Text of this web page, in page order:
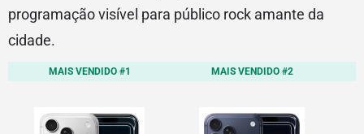
programação visível para público rock amante da
cidade.
MAIS VENDIDO #1 MAIS VENDIDO #2